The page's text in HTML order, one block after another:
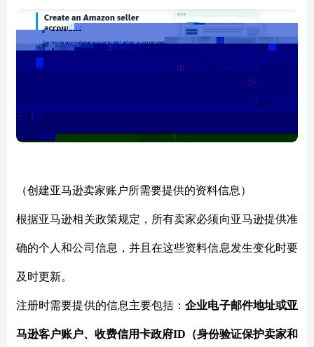
（创建亚马逊卖家账户所需要提供的资料信息）
根据亚马逊相关政策规定，所有卖家必须向亚马逊提供准
确的个人和公司信息，并且在这些资料信息发生变化时要
及时更新。
注册时需要提供的信息主要包括：企业电子邮件地址或亚
马逊客户账户、收费信用卡政府ID（身份验证保护卖家和